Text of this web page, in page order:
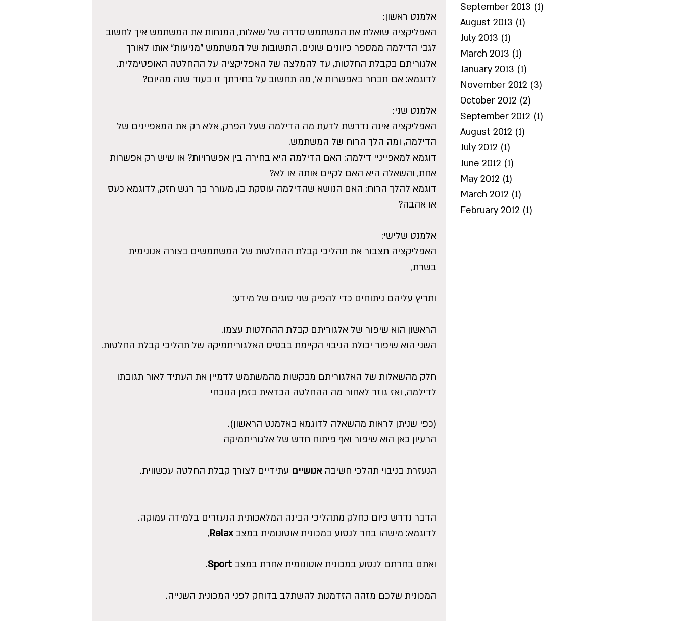
אלמנט ראשון:
האפליקציה שואלת את המשתמש סדרה של שאלות, המנחות את המשתמש איך לחשוב
לגבי הדילמה ממספר כיוונים שונים. התשובות של המשתמש "מניעות" אותו לאורך
אלגוריתם בקבלת החלטות, עד להמלצה של האפליקציה על ההחלטה האופטימלית.
לדוגמא: אם תבחר באפשרות א', מה תחשוב על בחירתך זו בעוד שנה מהיום?
אלמנט שני:
האפליקציה אינה נדרשת לדעת מה הדילמה שעל הפרק, אלא רק את המאפיינים של
הדילמה, ומה הלך הרוח של המשתמש.
דוגמא למאפייניי דילמה: האם הדילמה היא בחירה בין אפשרויות? או שיש רק אפשרות
אחת, והשאלה היא האם לקיים אותה או לא?
דוגמא להלך הרוח: האם הנושא שהדילמה עוסקת בו, מעורר בך רגש חזק, לדוגמא כעס
או אהבה?
אלמנט שלישי:
האפליקציה תצבור את תהליכי קבלת ההחלטות של המשתמשים בצורה אנונימית
בשרת,
ותריץ עליהם ניתוחים כדי להפיק שני סוגים של מידע:
הראשון הוא שיפור של אלגוריתם קבלת ההחלטות עצמו.
השני הוא שיפור יכולת הניבוי הקיימת בבסיס האלגוריתמיקה של תהליכי קבלת החלטות.
חלק מהשאלות של האלגוריתם מבקשות מהמשתמש לדמיין את העתיד לאור תגובתו
לדילמה, ואז גוזר לאחור מה ההחלטה הכדאית בזמן הנוכחי
(כפי שניתן לראות מהשאלה לדוגמא באלמנט הראשון).
הרעיון כאן הוא שיפור ואף פיתוח חדש של אלגוריתמיקה
הנעזרת בניבוי תהלכי חשיבה אנושיים עתידיים לצורך קבלת החלטה עכשווית.
הדבר נדרש כיום כחלק מתהליכי הבינה המלאכותית הנעזרים בלמידה עמוקה.
לדוגמא: מישהו בחר לנסוע במכונית אוטונומית במצב Relax
,
ואתם בחרתם לנסוע במכונית אוטונומית אחרת במצב Sport
.
המכונית שלכם מזהה הזדמנות להשתלב בדוחק לפני המכונית השנייה.
September 2013 (1)
August 2013 (1)
July 2013 (1)
March 2013 (1)
January 2013 (1)
November 2012 (3)
October 2012 (2)
September 2012 (1)
August 2012 (1)
July 2012 (1)
June 2012 (1)
May 2012 (1)
March 2012 (1)
February 2012 (1)